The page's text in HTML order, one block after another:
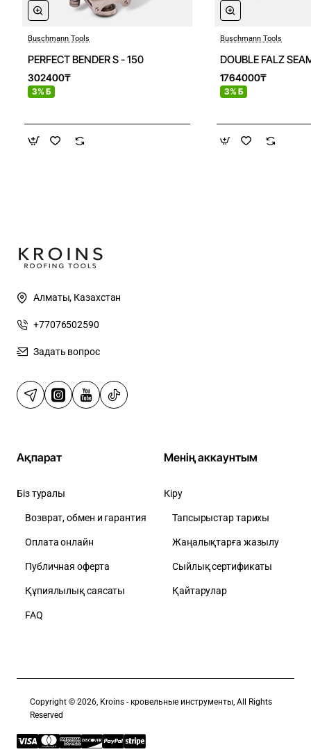
Buschmann Tools
PERFECT BENDER S - 150
302400₸
3% Б
Buschmann Tools
DOUBLE FALZ
1764000₸
3% Б
Алматы, Казахстан
+77076502590
Задать вопрос
Ақпарат
Біз туралы
Возврат, обмен и гарантия
Оплата онлайн
Публичная оферта
Құпиялылық саясаты
FAQ
Менің аккаунтым
Кіру
Тапсырыстар тарихы
Жаңалықтарға жазылу
Сыйлық сертификаты
Қайтарулар
Copyright © 2026, Kroins - кровельные инструменты, All Rights
Reserved